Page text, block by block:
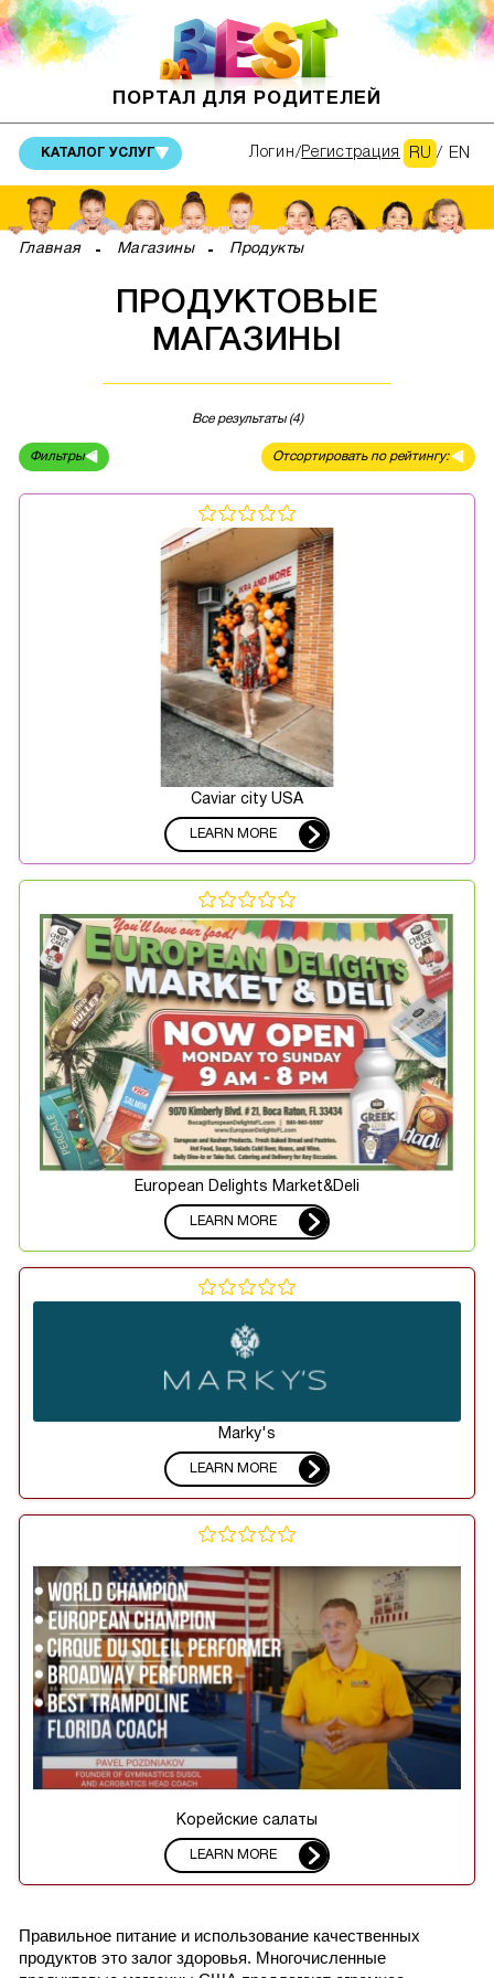
ПОРТАЛ ДЛЯ РОДИТЕЛЕЙ
КАТАЛОГ УСЛУГ RU / EN
Логин Регистрация
Главная Магазины Продукты
ПРОДУКТОВЫЕ
МАГАЗИНЫ
Все результаты (4)
Отсортировать по рейтингу:
Фильтры
Caviar city USA
LEARN MORE
European Delights Market&Deli
LEARN MORE
Marky's
LEARN MORE
Корейские салаты
LEARN MORE
Правильное питание и использование качественных
продуктов это залог здоровья. Многочисленные